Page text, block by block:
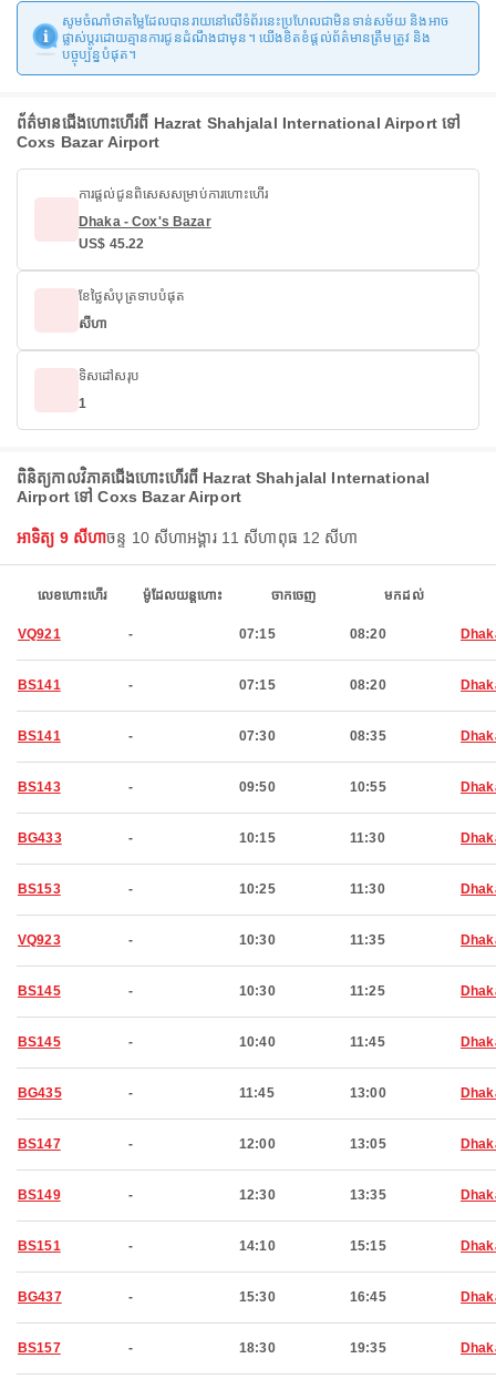
សូមចំណាំថាតម្លៃដែលបានរាយនៅលើទំព័រនេះប្រហែលជាមិនទាន់សម័យ និងអាច
ផ្លាស់ប្តូរដោយគ្មានការជូនដំណឹងជាមុន។ យើងខិតខំផ្តល់ព័ត៌មានត្រឹមត្រូវ និង
បច្ចុប្បន្នបំផុត។
ព័ត៌មានជើងហោះហើរពី Hazrat Shahjalal International Airport ទៅ
Coxs Bazar Airport
ការផ្តល់ជូនពិសេសសម្រាប់ការហោះហើរ
Dhaka - Cox's Bazar
US$ 45.22
ខែថ្លៃសំបុត្រទាបបំផុត
សីហា
ទិសដៅសរុប
1
ពិនិត្យកាលវិភាគជើងហោះហើរពី Hazrat Shahjalal International
Airport ទៅ Coxs Bazar Airport
អាទិត្យ 9 សីហាចន្ទ 10 សីហាអង្គារ 11 សីហាពុធ 12 សីហា
លេខហោះហើរ ម៉ូដែលយន្តហោះ ចាកចេញ មកដល់
VQ921 - 07:15 08:20
BS141 - 07:15 08:20
BS141 - 07:30 08:35
BS143 - 09:50 10:55
BG433 - 10:15 11:30
BS153 - 10:25 11:30
VQ923 - 10:30 11:35
BS145 - 10:30 11:25
BS145 - 10:40 11:45
BG435 - 11:45 13:00
BS147 - 12:00 13:05
BS149 - 12:30 13:35
BS151 - 14:10 15:15
BG437 - 15:30 16:45
BS157 - 18:30 19:35